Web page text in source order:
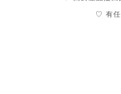
♡ 有任